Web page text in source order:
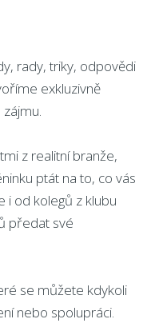
rady, triky, odpovědi
exkluzivně
z realitní branže,
ptát na to, co vás
i od kolegů z klubu
předat své
se můžete kdykoli
nebo spolupráci.